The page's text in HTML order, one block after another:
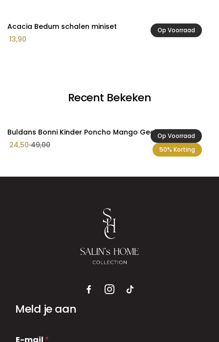
Op Voorraad
Acacia Bedum schalen miniset
13,90
Recent Bekeken
Op Voorraad
50% Korting
Buldans Bonni Kinder Poncho Mango Geel
49,00
Oorspronkelijke
24,50
Huidige
Meld je aan